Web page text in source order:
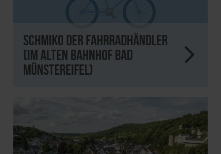
Schmiko Der Fahrradhändler
(im alten Bahnhof Bad
Münstereifel)